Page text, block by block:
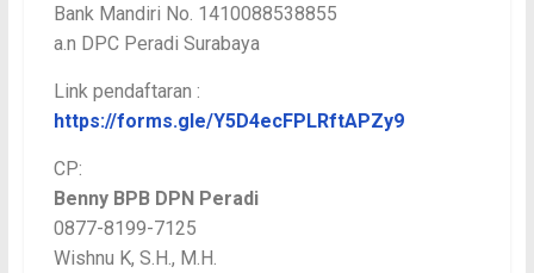
Bank Mandiri No. 1410088538855
a.n DPC Peradi Surabaya
Link pendaftaran :
https://forms.gle/Y5D4ecFPLRftAPZy9
CP:
Benny BPB DPN Peradi
0877-8199-7125
Wishnu K, S.H., M.H.